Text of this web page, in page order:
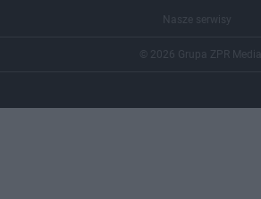
Nasze serwisy
© 2026 Grupa ZPR Media